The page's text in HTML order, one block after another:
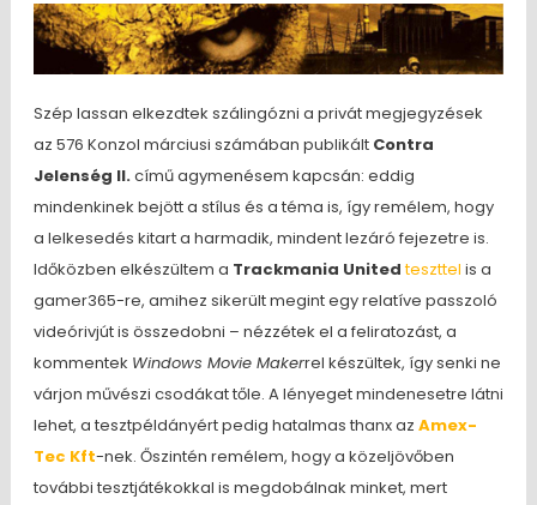
Szép lassan elkezdtek szálingózni a privát megjegyzések
az 576 Konzol márciusi számában publikált Contra
Jelenség II.című agymenésem kapcsán: eddig
mindenkinek bejött a stílus és a téma is, így remélem, hogy
a lelkesedés kitart a harmadik, mindent lezáró fejezetre is.
Időközben elkészültem a Trackmania Unitedteszttel is a
gamer365-re, amihez sikerült megint egy relatíve passzoló
videórivjút is összedobni – nézzétek el a feliratozást, a
kommentek Windows Movie Makerrel készültek, így senki ne
várjon művészi csodákat tőle. A lényeget mindenesetre látni
lehet, a tesztpéldányért pedig hatalmas thanx az Amex-
Tec Kft-nek. Őszintén remélem, hogy a közeljövőben
további tesztjátékokkal is megdobálnak minket, mert